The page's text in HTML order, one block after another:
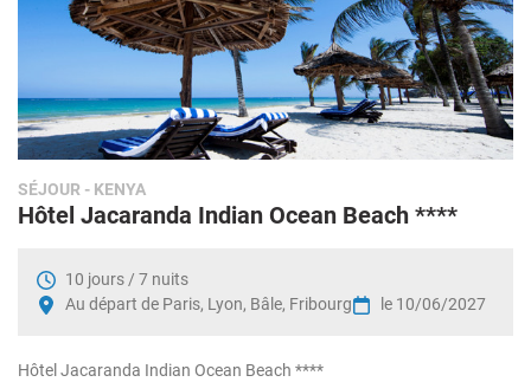
SÉJOUR - KENYA
Hôtel Jacaranda Indian Ocean Beach ****
10 jours / 7 nuits
Au départ de Paris, Lyon, Bâle, Fribourg
le 10/06/2027
Hôtel Jacaranda Indian Ocean Beach ****